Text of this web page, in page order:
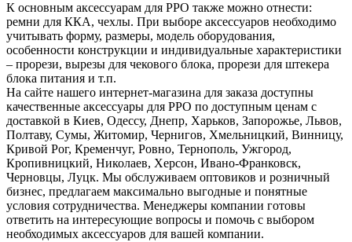
К основным аксессуарам для РРО также можно отнести:
ремни для ККА, чехлы. При выборе аксессуаров необходимо
учитывать форму, размеры, модель оборудования,
особенности конструкции и индивидуальные характеристики
– прорези, вырезы для чекового блока, прорези для штекера
блока питания и т.п.
На сайте нашего интернет-магазина для заказа доступны
качественные аксессуары для РРО по доступным ценам с
доставкой в Киев, Одессу, Днепр, Харьков, Запорожье, Львов,
Полтаву, Сумы, Житомир, Чернигов, Хмельницкий, Винницу,
Кривой Рог, Кременчуг, Ровно, Тернополь, Ужгород,
Кропивницкий, Николаев, Херсон, Ивано-Франковск,
Черновцы, Луцк. Мы обслуживаем оптовиков и розничный
бизнес, предлагаем максимально выгодные и понятные
условия сотрудничества. Менеджеры компании готовы
ответить на интересующие вопросы и помочь с выбором
необходимых аксессуаров для вашей компании.